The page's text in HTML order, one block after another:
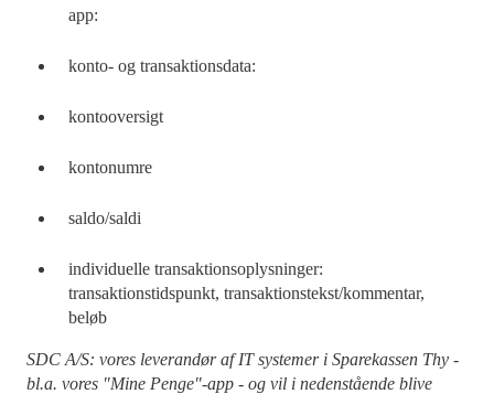
app:
konto- og transaktionsdata:
kontooversigt
kontonumre
saldo/saldi
individuelle transaktionsoplysninger:
transaktionstidspunkt, transaktionstekst/kommentar,
beløb
SDC A/S: vores leverandør af IT systemer i Sparekassen Thy -
bl.a. vores "Mine Penge"-app - og vil i nedenstående blive